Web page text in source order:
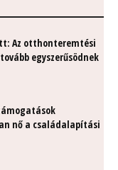
Az otthonteremtési
egyszerűsödnek
nő a családalapítási